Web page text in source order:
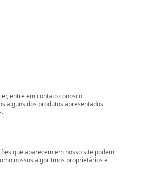
entre em contato conosco
alguns dos produtos apresentados
que aparecem em nosso site podem
nossos algoritmos proprietários e